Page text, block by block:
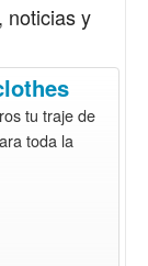
noticias y
tu traje de
toda la